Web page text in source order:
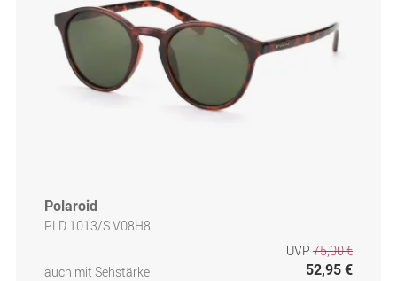
Polaroid
PLD 1013/S V08H8
auch mit Sehstärke
UVP 75,00 €
52,95 €